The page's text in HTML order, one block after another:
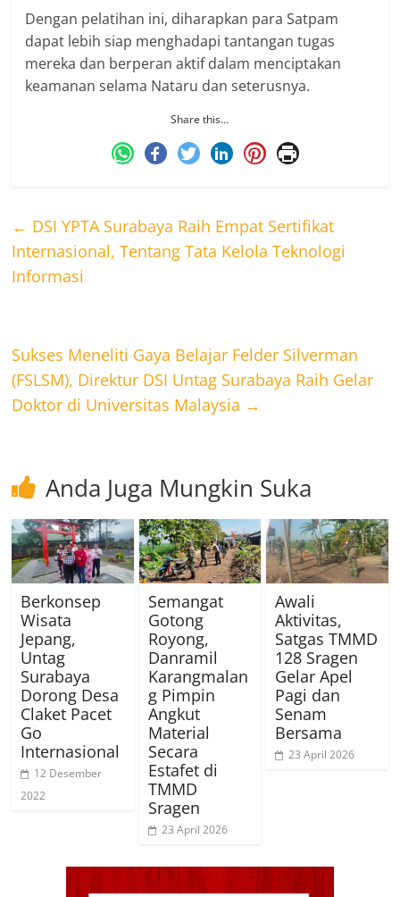
Dengan pelatihan ini, diharapkan para Satpam
dapat lebih siap menghadapi tantangan tugas
mereka dan berperan aktif dalam menciptakan
keamanan selama Nataru dan seterusnya.
Share this…
← DSI YPTA Surabaya Raih Empat Sertifikat
Internasional, Tentang Tata Kelola Teknologi
Informasi
Sukses Meneliti Gaya Belajar Felder Silverman
(FSLSM), Direktur DSI Untag Surabaya Raih Gelar
Doktor di Universitas Malaysia →
Anda Juga Mungkin Suka
Berkonsep
Wisata
Jepang,
Untag
Surabaya
Dorong Desa
Claket Pacet
Go
Internasional
12 Desember
2022
Semangat
Gotong
Royong,
Danramil
Karangmalan
g Pimpin
Angkut
Material
Secara
Estafet di
TMMD
Sragen
23 April 2026
Awali
Aktivitas,
Satgas TMMD
128 Sragen
Gelar Apel
Pagi dan
Senam
Bersama
23 April 2026